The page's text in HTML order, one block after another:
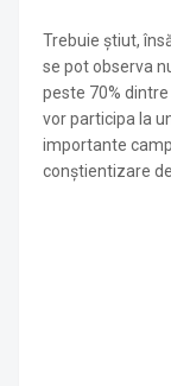
Trebuie știut,
se pot observa
peste 70%
vor participa la
importante
conștientizare